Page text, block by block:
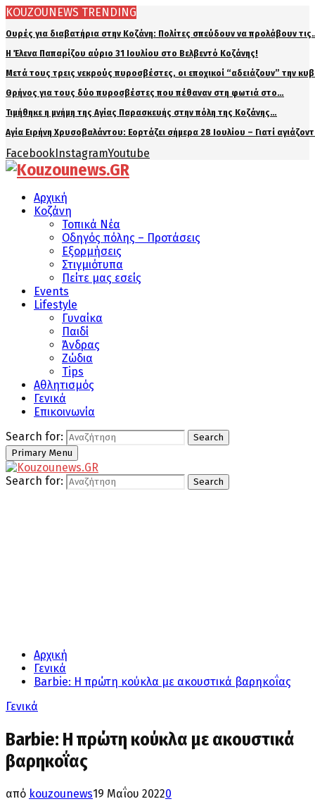
KOUZOUNEWS TRENDING
Ουρές για διαβατήρια στην Κοζάνη: Πολίτες σπεύδουν να προλάβουν
Η Έλενα Παπαρίζου αύριο 31 Ιουλίου στο Βελβεντό Κοζάνης!
Μετά τους τρεις νεκρούς πυροσβέστες, οι εποχικοί “αδειάζουν” την
Θρήνος για τους δύο πυροσβέστες που πέθαναν στη φωτιά στο…
Τιμήθηκε η μνήμη της Αγίας Παρασκευής στην πόλη της Κοζάνης…
Αγία Ειρήνη Χρυσοβαλάντου: Εορτάζει σήμερα 28 Ιουλίου – Γιατί
FacebookInstagramYoutube
Αρχική
Κοζάνη
Τοπικά Νέα
Οδηγός πόλης – Προτάσεις
Εξορμήσεις
Στιγμιότυπα
Πείτε μας εσείς
Events
Lifestyle
Γυναίκα
Παιδί
Άνδρας
Ζώδια
Tips
Αθλητισμός
Γενικά
Επικοινωνία
Search for:
Search
Primary Menu
Search for: Search
Αρχική
Γενικά
Barbie: H πρώτη κούκλα με ακουστικά βαρηκοΐας
Γενικά
Barbie: H πρώτη κούκλα με ακουστικά
βαρηκοΐας
από kouzounews19 Μαΐου 20220